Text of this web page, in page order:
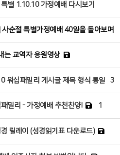
별 1.10.10 가정예배 다시보기
사순절 특별가정예배 40일을 돌아보며
는 교역자 응원영상
워십패밀리 게시글 제목 형식 통일 3
밀리 - 가정예배 추천찬양! 1
릴레이 (성경읽기표 다운로드)